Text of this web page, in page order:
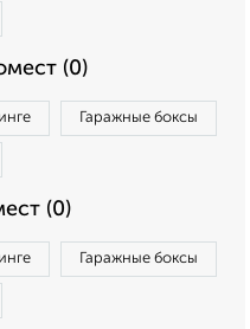
(0)
Гаражные боксы
(0)
Гаражные боксы